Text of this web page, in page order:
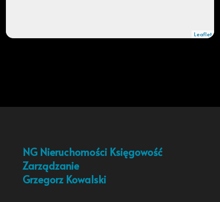
Leaflet
NG Nieruchomości Księgowość
Zarządzanie
Grzegorz Kowalski